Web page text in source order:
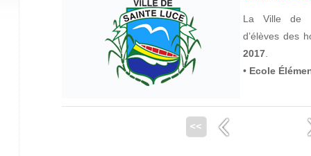
La Ville de
d’élèves des
2017
• Ecole